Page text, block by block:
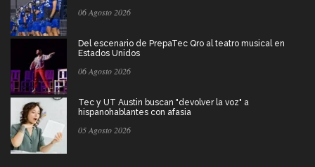
06 Agosto 2026
Del escenario de PrepaTec Qro al teatro musical en
Estados Unidos
06 Agosto 2026
Tec y UT Austin buscan "devolver la voz" a
hispanohablantes con afasia
05 Agosto 2026